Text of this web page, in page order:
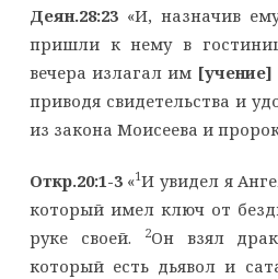
Деян.28:23«И, назначив
пришли к нему в
вечера излагал им
приводя свидетельства и
из закона Моисеева и
Откр.20:1-3«1И увидел я
который имел ключ от
руке своей.
2Он взял
который есть дьявол и